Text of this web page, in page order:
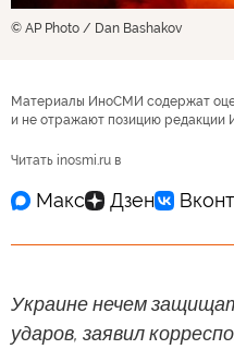
© AP Photo / Dan Bashakov
Материалы ИноСМИ содержат
и не отражают позицию
Читать inosmi.ru в
Украине нечем
ударов, заявил